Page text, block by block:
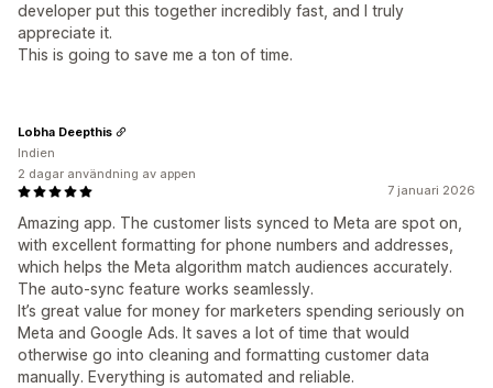
developer put this together incredibly fast, and I truly
appreciate it.
This is going to save me a ton of time.
7 januari 2026
Amazing app. The customer lists synced to Meta are spot on,
with excellent formatting for phone numbers and addresses,
which helps the Meta algorithm match audiences accurately.
The auto-sync feature works seamlessly.
It’s great value for money for marketers spending seriously on
Meta and Google Ads. It saves a lot of time that would
otherwise go into cleaning and formatting customer data
manually. Everything is automated and reliable.
Lobha Deepthis
Indien
2 dagar användning av appen